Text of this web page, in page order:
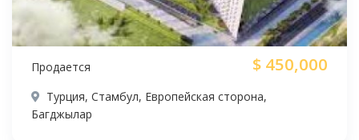
Продается $ 450,000
Турция, Стамбул, Европейская сторона,
Багджылар